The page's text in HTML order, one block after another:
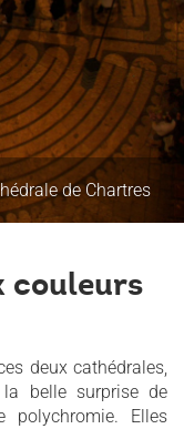
de Chartres
couleurs
deux cathédrales,
belle surprise de
polychromie. Elles